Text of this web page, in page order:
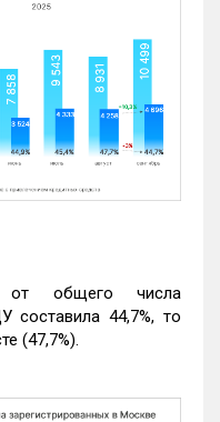
от общего числа
44,7%, то
(47,7%).